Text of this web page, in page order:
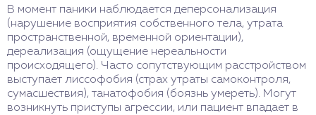
В момент паники наблюдается деперсонализация
(нарушение восприятия собственного тела, утрата
пространственной, временной ориентации),
дереализация (ощущение нереальности
происходящего). Часто сопутствующим расстройством
выступает лиссофобия (страх утраты самоконтроля,
сумасшествия), танатофобия (боязнь умереть). Могут
возникнуть приступы агрессии, или пациент впадает в